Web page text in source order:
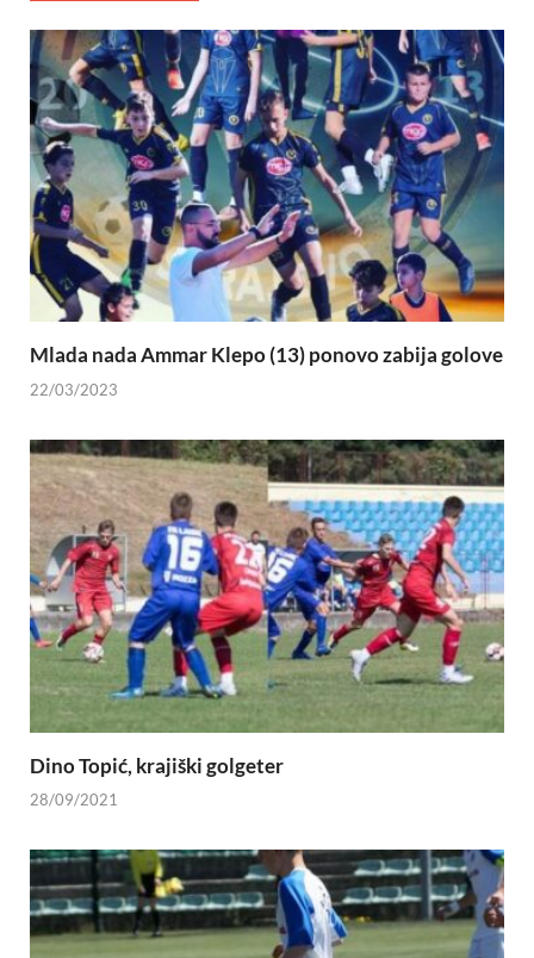
Mlada nada Ammar Klepo (13) ponovo zabija golove
22/03/2023
Dino Topić, krajiški golgeter
28/09/2021